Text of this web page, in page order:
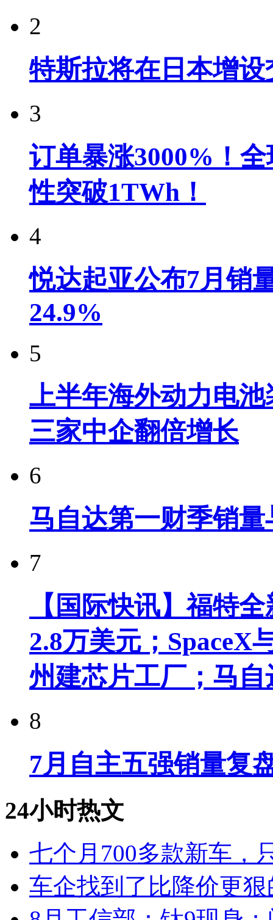
2
特斯拉将在日本增
3
订单暴涨3000%！
性突破1TWh！
4
悦达起亚公布7月销
24.9%
5
上半年海外动力电
三家中企翻倍增长
6
马自达第一财季销
7
【国际快讯】福特
2.8万美元；SpaceX
州建芯片工厂；马
8
7月自主五强销量复
24小时热文
七个月700多款新车，
车企找到了比降价更